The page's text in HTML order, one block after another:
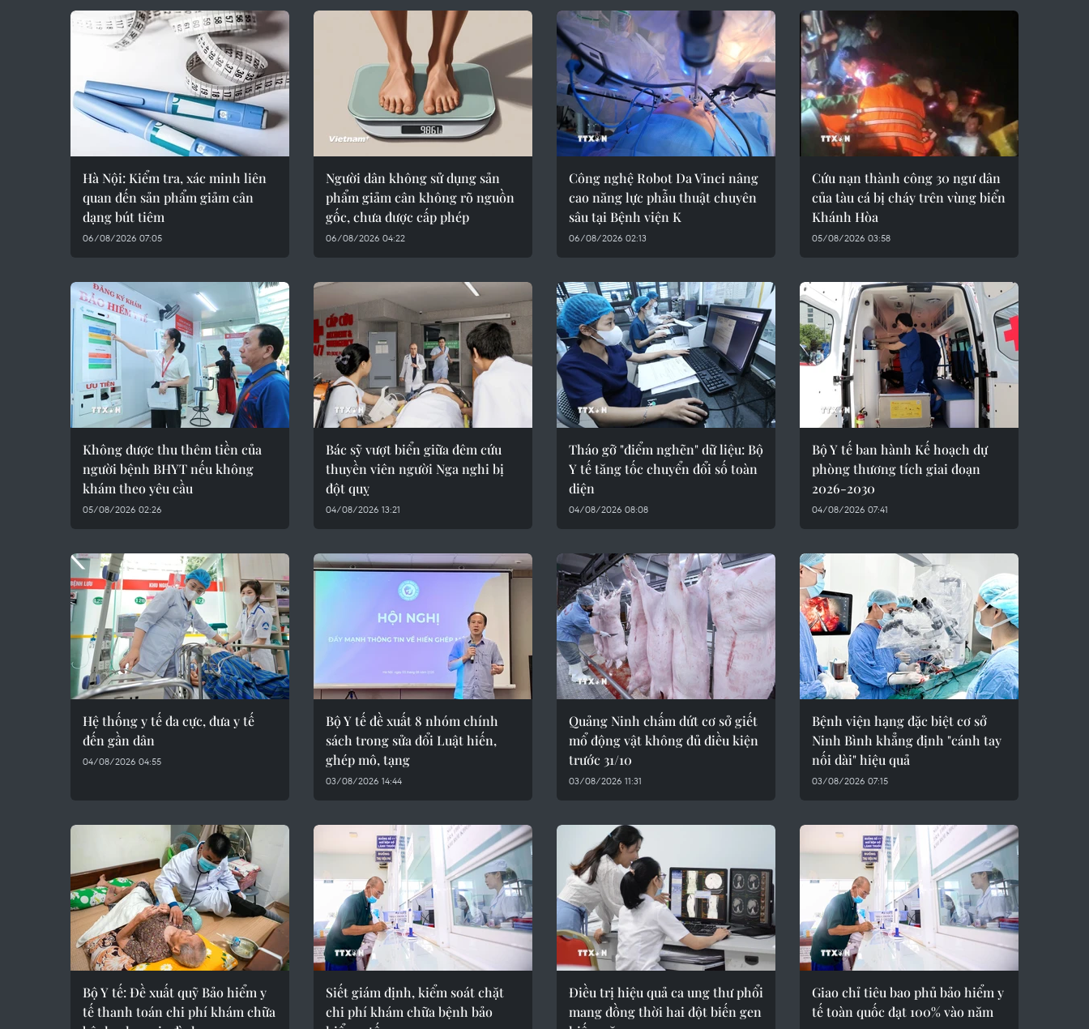
Hà Nội: Kiểm tra, xác minh liên
quan đến sản phẩm giảm cân
dạng bút tiêm
06/08/2026 07:05
Người dân không sử dụng sản
phẩm giảm cân không rõ nguồn
gốc, chưa được cấp phép
06/08/2026 04:22
Công nghệ Robot Da Vinci nâng
cao năng lực phẫu thuật chuyên
sâu tại Bệnh viện K
06/08/2026 02:13
Cứu nạn thành công 30 ngư dân
của tàu cá bị cháy trên vùng biển
Khánh Hòa
05/08/2026 03:58
Không được thu thêm tiền của
người bệnh BHYT nếu không
khám theo yêu cầu
05/08/2026 02:26
Bác sỹ vượt biển giữa đêm cứu
thuyền viên người Nga nghi bị
đột quỵ
04/08/2026 13:21
Tháo gỡ "điểm nghẽn" dữ liệu: Bộ
Y tế tăng tốc chuyển đổi số toàn
diện
04/08/2026 08:08
Bộ Y tế ban hành Kế hoạch dự
phòng thương tích giai đoạn
2026-2030
04/08/2026 07:41
Hệ thống y tế đa cực, đưa y tế
đến gần dân
04/08/2026 04:55
Bộ Y tế đề xuất 8 nhóm chính
sách trong sửa đổi Luật hiến,
ghép mô, tạng
03/08/2026 14:44
Quảng Ninh chấm dứt cơ sở giết
mổ động vật không đủ điều kiện
trước 31/10
03/08/2026 11:31
Bệnh viện hạng đặc biệt cơ sở
Ninh Bình khẳng định "cánh tay
nối dài" hiệu quả
03/08/2026 07:15
Bộ Y tế: Đề xuất quỹ Bảo hiểm y
tế thanh toán chi phí khám chữa
Siết giám định, kiểm soát chặt
chi phí khám chữa bệnh bảo
Điều trị hiệu quả ca ung thư phổi
mang đồng thời hai đột biến gen
Giao chỉ tiêu bao phủ bảo hiểm y
tế toàn quốc đạt 100% vào năm